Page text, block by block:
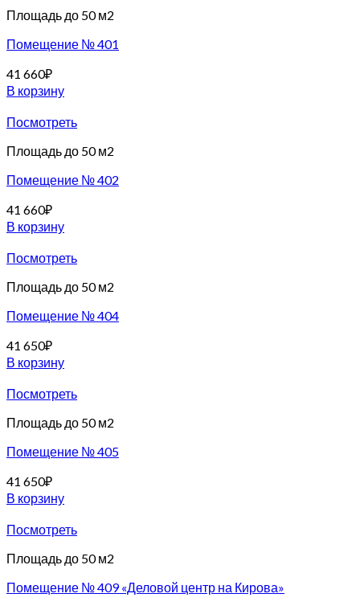
Площадь до 50 м2
Помещение № 401
41 660₽
В корзину
Посмотреть
Площадь до 50 м2
Помещение № 402
41 660₽
В корзину
Посмотреть
Площадь до 50 м2
Помещение № 404
41 650₽
В корзину
Посмотреть
Площадь до 50 м2
Помещение № 405
41 650₽
В корзину
Посмотреть
Площадь до 50 м2
Помещение № 409 «Деловой центр на Кирова»